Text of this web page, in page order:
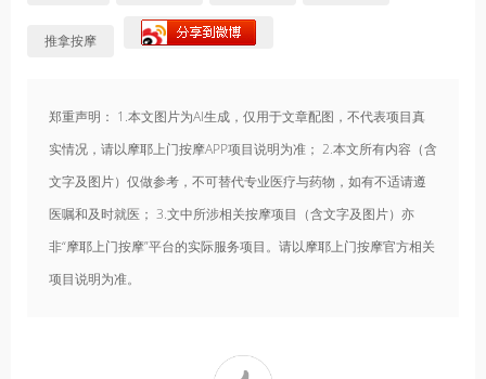
推拿按摩
郑重声明： 1.本文图片为AI生成，仅用于文章配图，不代表项目真
实情况，请以摩耶上门按摩APP项目说明为准； 2.本文所有内容（含
文字及图片）仅做参考，不可替代专业医疗与药物，如有不适请遵
医嘱和及时就医； 3.文中所涉相关按摩项目（含文字及图片）亦
非“摩耶上门按摩”平台的实际服务项目。请以摩耶上门按摩官方相关
项目说明为准。